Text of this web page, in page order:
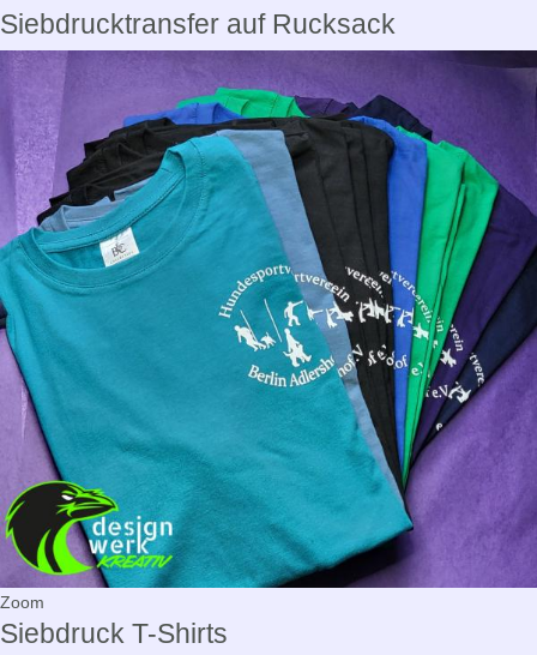
Siebdrucktransfer auf Rucksack
Zoom
Siebdruck T-Shirts